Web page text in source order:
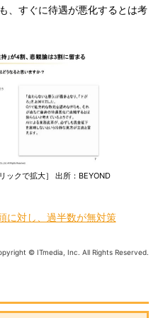
、すぐに待遇が悪化するとは考
ックで拡大］ 出所：BEYOND
に対し、過半数が無対策
© ITmedia, Inc. All Rights Reserved.